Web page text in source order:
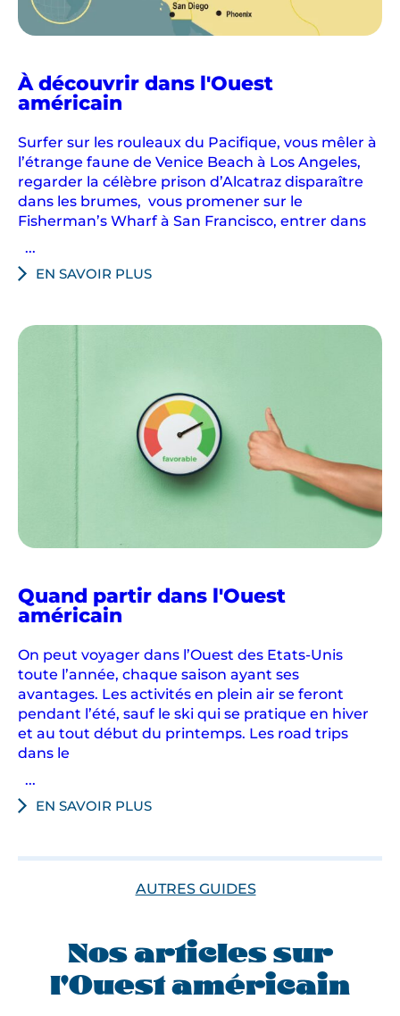
À découvrir dans l'Ouest
américain
Surfer sur les rouleaux du Pacifique, vous mêler à
l’étrange faune de Venice Beach à Los Angeles,
regarder la célèbre prison d’Alcatraz disparaître
dans les brumes, vous promener sur le
Fisherman’s Wharf à San Francisco, entrer dans
...
EN SAVOIR PLUS
Quand partir dans l'Ouest
américain
On peut voyager dans l’Ouest des Etats-Unis
toute l’année, chaque saison ayant ses
avantages. Les activités en plein air se feront
pendant l’été, sauf le ski qui se pratique en hiver
et au tout début du printemps. Les road trips
dans le
...
EN SAVOIR PLUS
AUTRES GUIDES
Nos articles sur
l'Ouest américain